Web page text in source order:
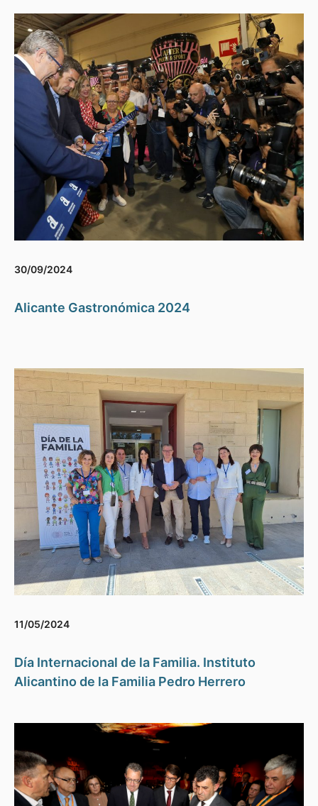
30/09/2024
Alicante Gastronómica 2024
11/05/2024
Día Internacional de la Familia. Instituto
Alicantino de la Familia Pedro Herrero